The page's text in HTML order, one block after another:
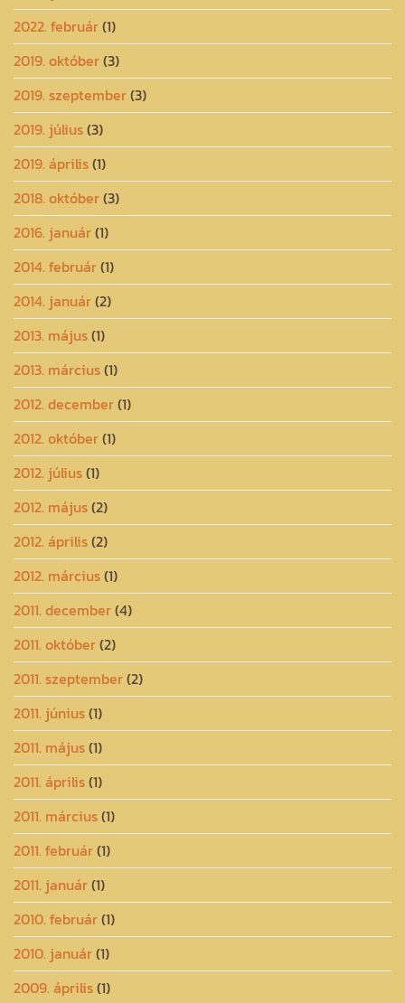
2022. február(1)
2019. október(3)
2019. szeptember(3)
2019. július(3)
2019. április(1)
2018. október(3)
2016. január(1)
2014. február(1)
2014. január(2)
2013. május(1)
2013. március(1)
2012. december(1)
2012. október(1)
2012. július(1)
2012. május(2)
2012. április(2)
2012. március(1)
2011. december(4)
2011. október(2)
2011. szeptember(2)
2011. június(1)
2011. május(1)
2011. április(1)
2011. március(1)
2011. február(1)
2011. január(1)
2010. február(1)
2010. január(1)
2009. április(1)